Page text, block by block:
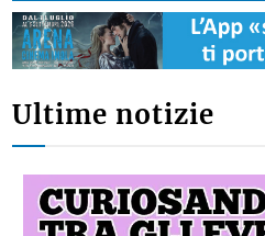
Ultime notizie